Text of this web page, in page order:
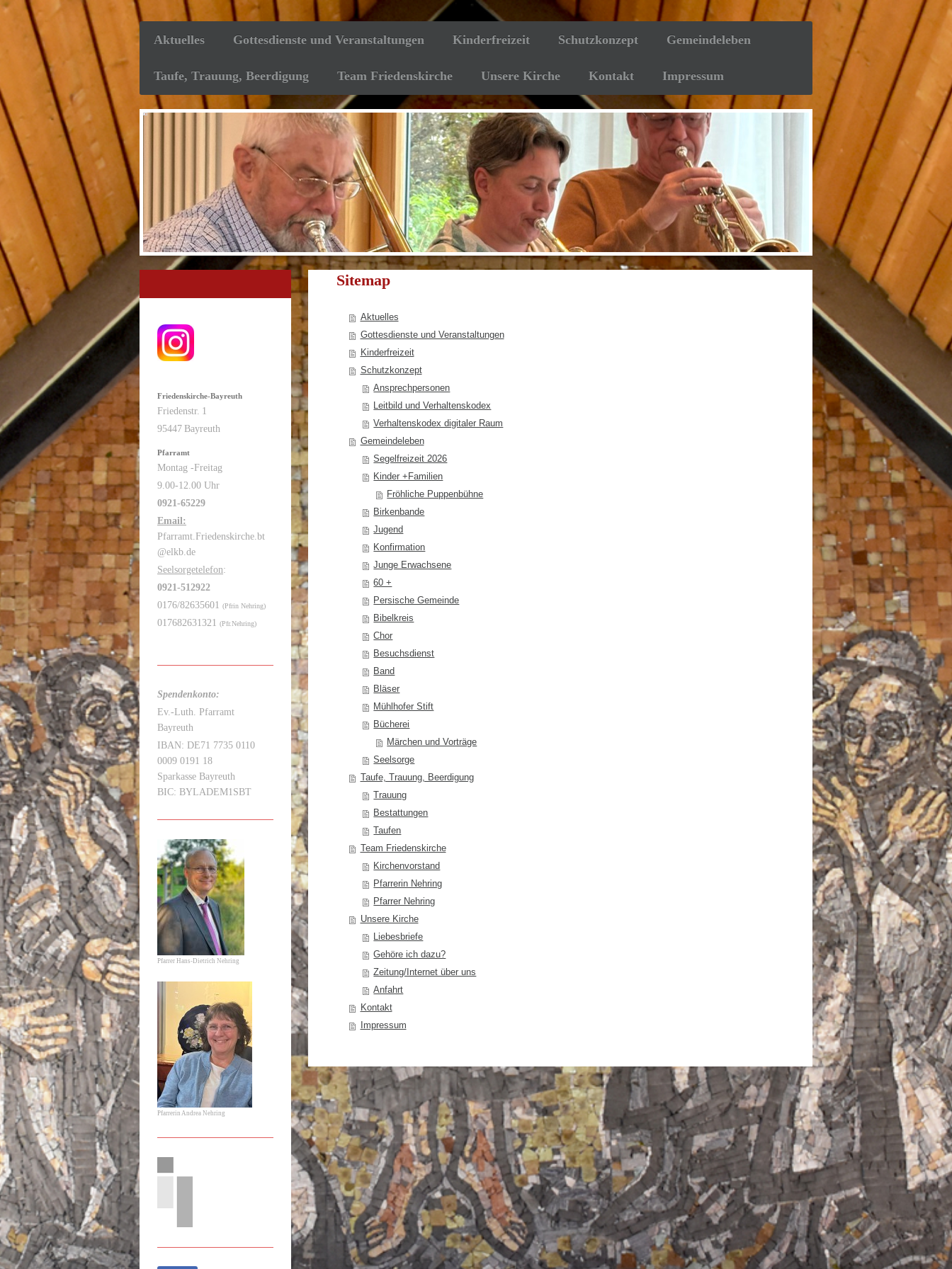
Aktuelles Gottesdienste und Veranstaltungen Kinderfreizeit Schutzkonzept Gemeindeleben
Taufe, Trauung, Beerdigung Team Friedenskirche Unsere Kirche Kontakt Impressum
Sitemap
Aktuelles
Gottesdienste und Veranstaltungen
Kinderfreizeit
Schutzkonzept
Ansprechpersonen
Leitbild und Verhaltenskodex
Verhaltenskodex digitaler Raum
Gemeindeleben
Segelfreizeit 2026
Kinder +Familien
Fröhliche Puppenbühne
Birkenbande
Jugend
Konfirmation
Junge Erwachsene
60 +
Persische Gemeinde
Bibelkreis
Chor
Besuchsdienst
Band
Bläser
Mühlhofer Stift
Bücherei
Märchen und Vorträge
Seelsorge
Taufe, Trauung, Beerdigung
Trauung
Bestattungen
Taufen
Team Friedenskirche
Kirchenvorstand
Pfarrerin Nehring
Pfarrer Nehring
Unsere Kirche
Liebesbriefe
Gehöre ich dazu?
Zeitung/Internet über uns
Anfahrt
Kontakt
Impressum
Friedenskirche-Bayreuth
Friedenstr. 1
95447 Bayreuth
Pfarramt
Montag -Freitag
9.00-12.00 Uhr
0921-65229
Email:
Pfarramt.Friedenskirche.bt
@elkb.de
Seelsorgetelefon:
0921-512922
0176/82635601 (Pfrin Nehring)
017682631321 (Pfr.Nehring)
Spendenkonto:
Ev.-Luth. Pfarramt
Bayreuth
IBAN: DE71 7735 0110
0009 0191 18
Sparkasse Bayreuth
BIC: BYLADEM1SBT
Pfarrer Hans-Dietrich Nehring
Pfarrerin Andrea Nehring